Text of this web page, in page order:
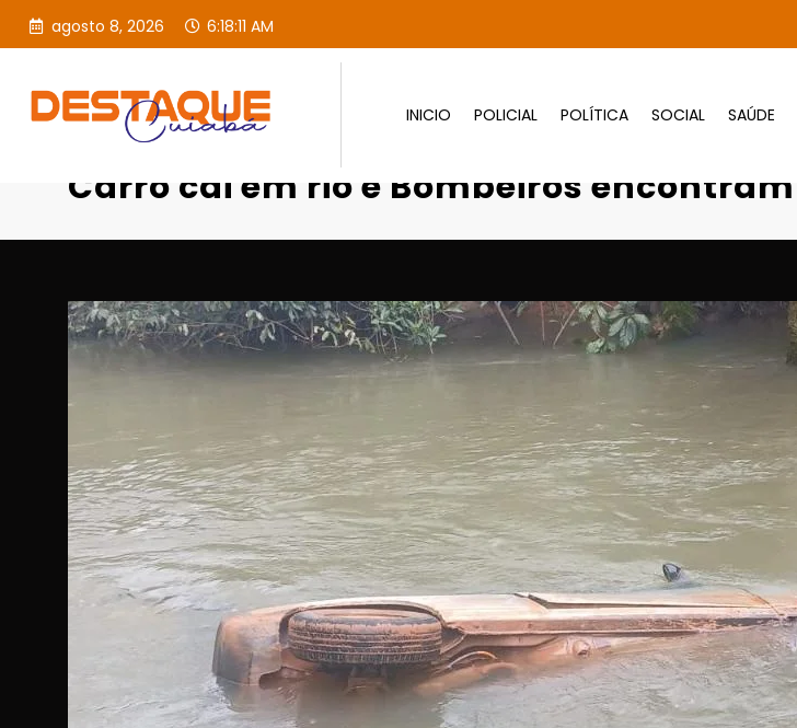
agosto 8, 2026 6:18:13 AM
INICIO POLICIAL POLÍTICA SOCIAL SAÚDE
Página inicial Carro cai em rio e
Carro cai em rio e Bombeiros